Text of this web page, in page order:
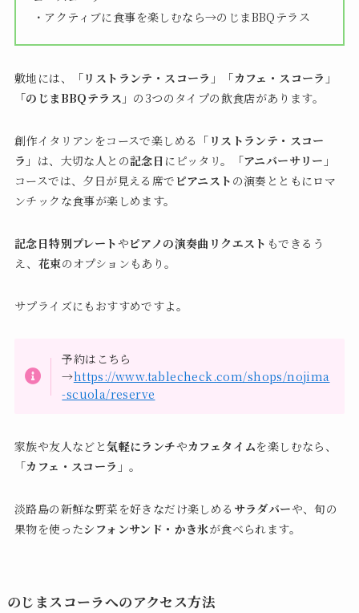
・アクティブに食事を楽しむなら→のじまBBQテラス
敷地には、
「リストランテ・スコーラ」「カフェ・スコーラ」
「のじまBBQテラス」 の3つのタイプの飲食店があります。
創作イタリアンをコースで楽しめる 「リストランテ・スコー
ラ」 は、大切な人との記念日 にピッタリ。
「アニバーサリー」
コースでは、夕日が見える席で ピアニスト の演奏とともにロマ
ンチックな食事が楽しめます。
記念日特別プレートやピアノの演奏曲リクエスト もできるう
え、 花束のオプションもあり。
サプライズにもおすすめですよ。
予約はこちら
→https://www.tablecheck.com/shops/nojima
-scuola/reserve
家族や友人などと気軽にランチやカフェタイムを楽しむなら、
「カフェ・スコーラ」 。
淡路島の新鮮な野菜を好きなだけ楽しめる サラダバーや、旬の
果物を使ったシフォンサンド・かき氷が食べられます。
のじまスコーラへのアクセス方法